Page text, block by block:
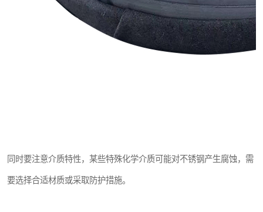
同时要注意介质特性，某些特殊化学介质可能对不锈钢产生腐蚀，需
要选择合适材质或采取防护措施。